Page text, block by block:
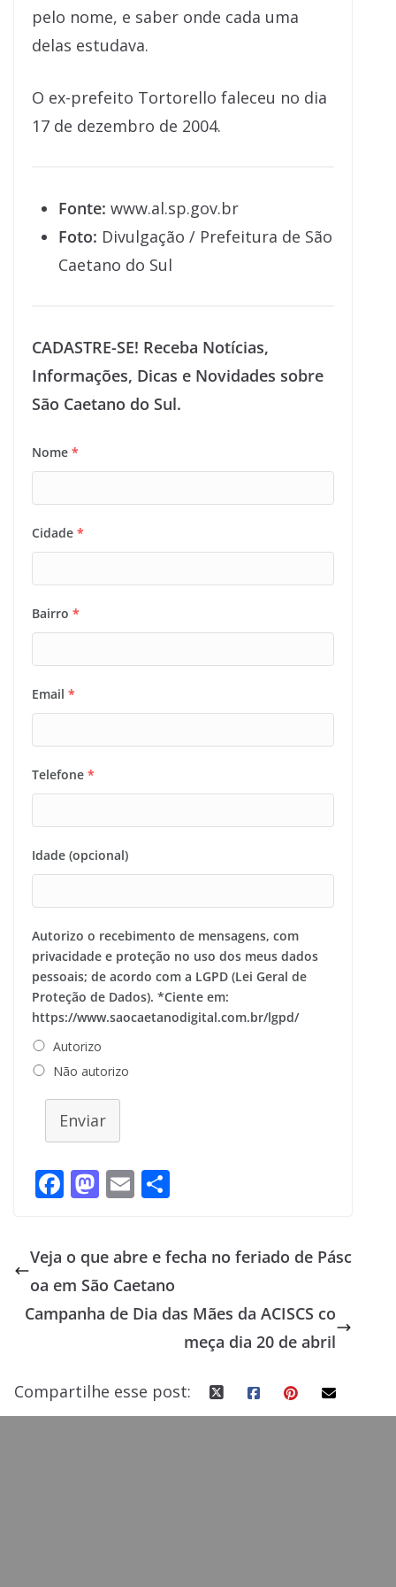
pelo nome, e saber onde cada uma
delas estudava.
O ex-prefeito Tortorello faleceu no dia
17 de dezembro de 2004.
Fonte: www.al.sp.gov.br
Foto: Divulgação / Prefeitura de São
Caetano do Sul
CADASTRE-SE! Receba Notícias,
Informações, Dicas e Novidades sobre
São Caetano do Sul.
Nome *
Cidade *
Bairro *
Email *
Telefone *
Idade (opcional)
Autorizo o recebimento de mensagens, com
privacidade e proteção no uso dos meus dados
pessoais; de acordo com a LGPD (Lei Geral de
Proteção de Dados). *Ciente em:
https://www.saocaetanodigital.com.br/lgpd/
Autorizo
Não autorizo
Enviar
F
ac
b
o
o
M
as
d
o
n
E
m
l e
Veja o que abre e fecha no feriado de Pásc
oa em São Caetano
Campanha de Dia das Mães da ACISCS co
meça dia 20 de abril
Compartilhe esse post: